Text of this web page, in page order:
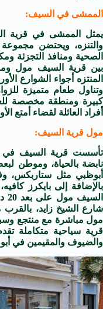
الممشى في السيف:
يمثل الممشى في قرية
والتنزه، ويحتضن
الصحية ومنافذ التجزئة
بين قرية السيف مول
المنتزه أجواء الشوارع
وتناول طعام متميزة
كبيرة ومنطقة مخصصة
أفراد العائلة لقضاء أمتع
مول قرية السيف:
نابضة بالحياة، وموطن
أبوظبي مثل ستاربكس،
بالإضافة إلى بايكرز
شارع الشيخ زايد،
مول مباشرة مع منتجع
قرية سياحية متكاملة
والضيوف والمقيمين في